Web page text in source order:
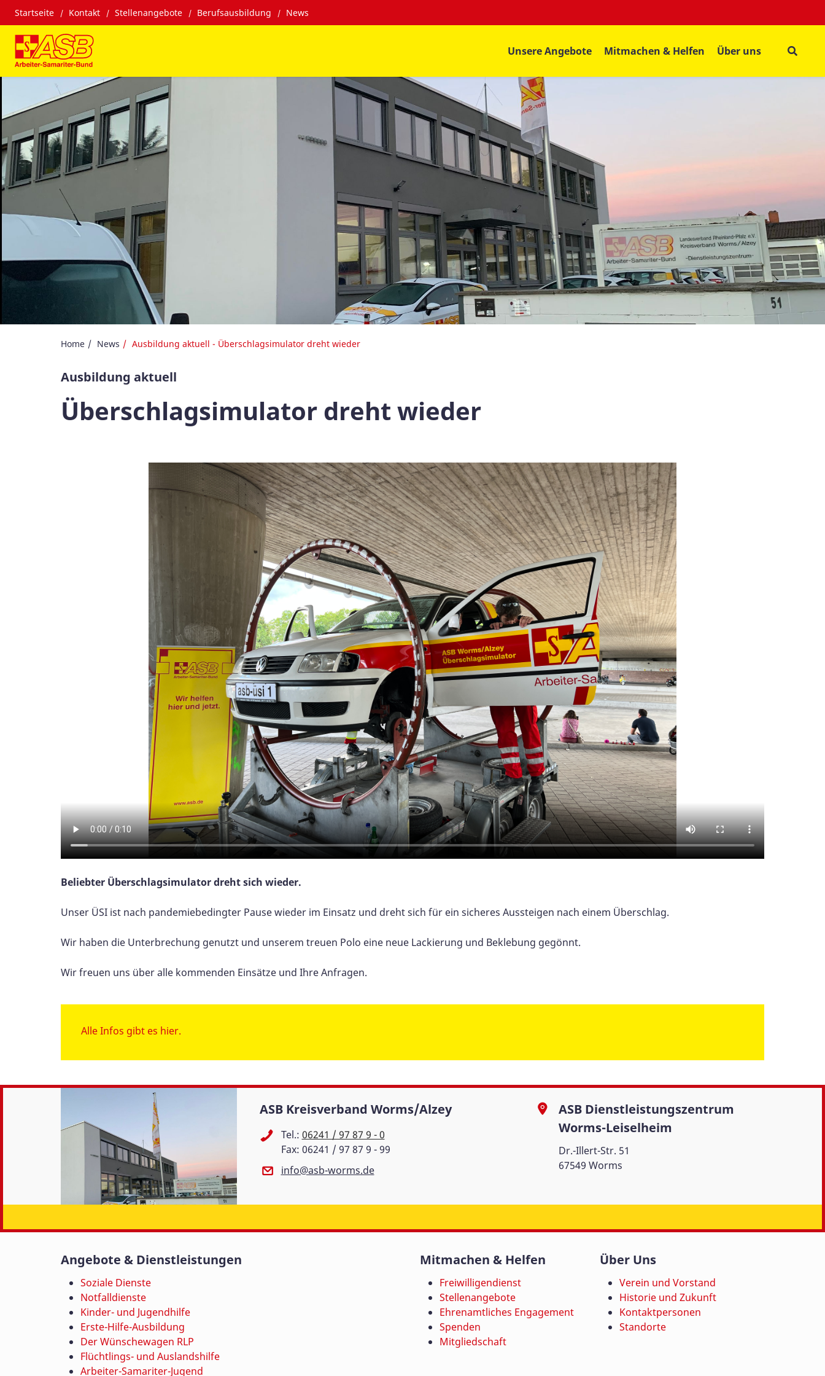
Startseite Kontakt Stellenangebote Berufsausbildung News
Unsere Angebote Mitmachen & Helfen Über uns
Home News Ausbildung aktuell - Überschlagsimulator dreht wieder
Ausbildung aktuell
Überschlagsimulator dreht wieder
Beliebter Überschlagsimulator dreht sich wieder.
Unser ÜSI ist nach pandemiebedingter Pause wieder im Einsatz und dreht sich für ein sicheres Aussteigen nach einem Überschlag.
Wir haben die Unterbrechung genutzt und unserem treuen Polo eine neue Lackierung und Beklebung gegönnt.
Wir freuen uns über alle kommenden Einsätze und Ihre Anfragen.
Alle Infos gibt es hier.
ASB Kreisverband Worms/Alzey
Tel.: 06241 / 97 87 9 - 0
Fax: 06241 / 97 87 9 - 99
info@asb-worms.de
ASB Dienstleistungszentrum
Worms-Leiselheim
Dr.-Illert-Str. 51
67549 Worms
Angebote & Dienstleistungen
Soziale Dienste
Notfalldienste
Kinder- und Jugendhilfe
Erste-Hilfe-Ausbildung
Der Wünschewagen RLP
Flüchtlings- und Auslandshilfe
Arbeiter-Samariter-Jugend
Mitmachen & Helfen
Freiwilligendienst
Stellenangebote
Ehrenamtliches Engagement
Spenden
Mitgliedschaft
Über Uns
Verein und Vorstand
Historie und Zukunft
Kontaktpersonen
Standorte